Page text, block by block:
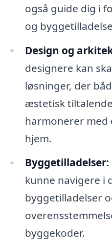
også guide dig i
og
Design og
designere kan
løsninger, der
æstetisk
harmonerer med
hjem.
Byggetilladelser:
kunne navigere i
byggetilladelser
byggekoder.